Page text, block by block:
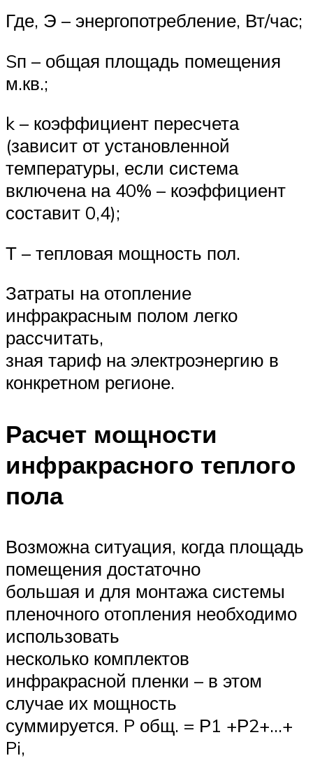
Где, Э – энергопотребление, Вт/час;
Sп – общая площадь помещения
м.кв.;
k – коэффициент пересчета
(зависит от установленной
температуры, если система
включена на 40% – коэффициент
составит 0,4);
Т – тепловая мощность пол.
Затраты на отопление
инфракрасным полом легко
рассчитать,
зная тариф на электроэнергию в
конкретном регионе.
Расчет мощности
инфракрасного теплого
пола
Возможна ситуация, когда площадь
помещения достаточно
большая и для монтажа системы
пленочного отопления необходимо
использовать
несколько комплектов
инфракрасной пленки – в этом
случае их мощность
суммируется. P общ. = Р1 +Р2+…+
Pi,